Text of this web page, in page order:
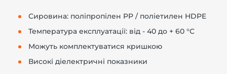
Сировина: поліпропілен PP / поліетилен HDPE
Температура експлуатації: від - 40 до + 60 °С
Можуть комплектуватися кришкою
Високі діелектричні показники